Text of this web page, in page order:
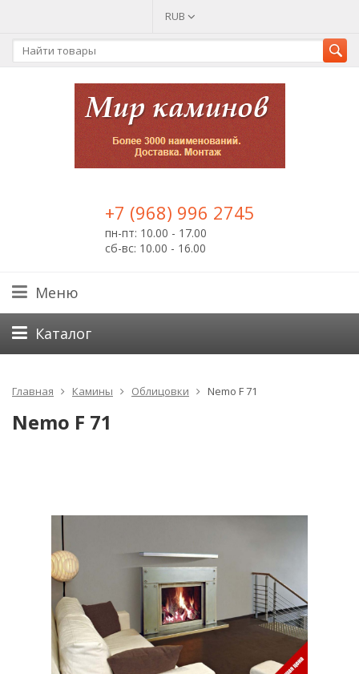
RUB
+7 (968) 996 2745
пн-пт: 10.00 - 17.00
сб-вс: 10.00 - 16.00
Меню
Каталог
Главная Камины Облицовки Nemo F 71
Nemo F 71